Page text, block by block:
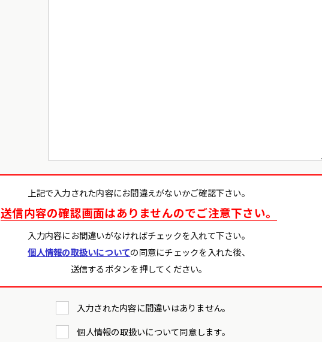
上記で入力された内容にお間違えがないかご確認下さい。
送信内容の確認画面はありませんのでご注意下さい。
入力内容にお間違いがなければチェックを入れて下さい。
個人情報の取扱いについての同意にチェックを入れた後、
送信するボタンを押してください。
入力された内容に間違いはありません。
個人情報の取扱いについて同意します。